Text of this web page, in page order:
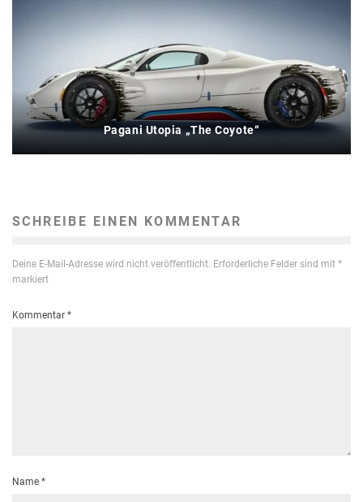
Pagani Utopia „The Coyote“
SCHREIBE EINEN KOMMENTAR
Deine E-Mail-Adresse wird nicht veröffentlicht. Erforderliche Felder sind mit *
markiert
Kommentar *
Name *